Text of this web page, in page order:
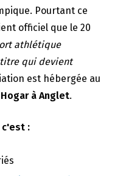
Pourtant ce
officiel que le 20
athlétique
titre qui devient
est hébergée au
à Anglet.
c'est :